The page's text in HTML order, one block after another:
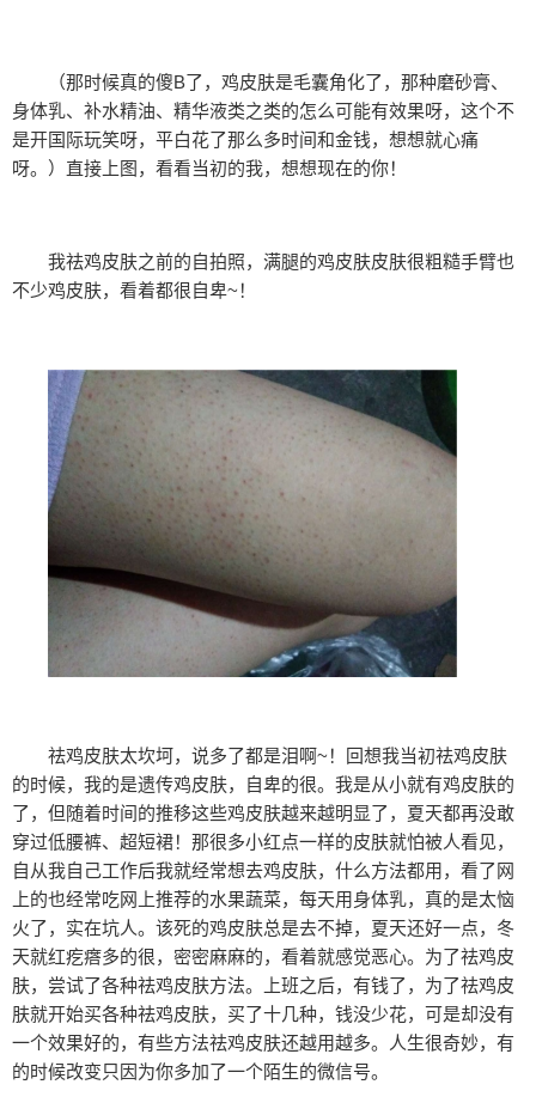
（那时候真的傻B了，鸡皮肤是毛囊角化了，那种磨砂膏、
身体乳、补水精油、精华液类之类的怎么可能有效果呀，这个不
是开国际玩笑呀，平白花了那么多时间和金钱，想想就心痛
呀。）直接上图，看看当初的我，想想现在的你！
我祛鸡皮肤之前的自拍照，满腿的鸡皮肤皮肤很粗糙手臂也
不少鸡皮肤，看着都很自卑~！
祛鸡皮肤太坎坷，说多了都是泪啊~！回想我当初祛鸡皮肤
的时候，我的是遗传鸡皮肤，自卑的很。我是从小就有鸡皮肤的
了，但随着时间的推移这些鸡皮肤越来越明显了，夏天都再没敢
穿过低腰裤、超短裙！那很多小红点一样的皮肤就怕被人看见，
自从我自己工作后我就经常想去鸡皮肤，什么方法都用，看了网
上的也经常吃网上推荐的水果蔬菜，每天用身体乳，真的是太恼
火了，实在坑人。该死的鸡皮肤总是去不掉，夏天还好一点，冬
天就红疙瘩多的很，密密麻麻的，看着就感觉恶心。为了祛鸡皮
肤，尝试了各种祛鸡皮肤方法。上班之后，有钱了，为了祛鸡皮
肤就开始买各种祛鸡皮肤，买了十几种，钱没少花，可是却没有
一个效果好的，有些方法祛鸡皮肤还越用越多。人生很奇妙，有
的时候改变只因为你多加了一个陌生的微信号。